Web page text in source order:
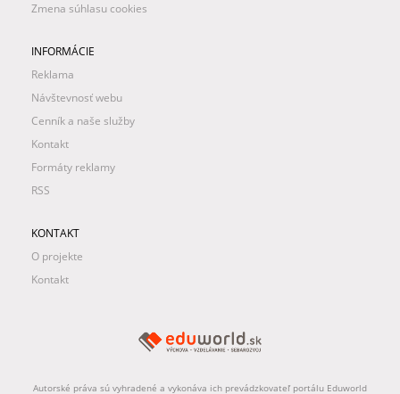
Zmena súhlasu cookies
INFORMÁCIE
Reklama
Návštevnosť webu
Cenník a naše služby
Kontakt
Formáty reklamy
RSS
KONTAKT
O projekte
Kontakt
Autorské práva sú vyhradené a vykonáva ich prevádzkovateľ portálu Eduworld